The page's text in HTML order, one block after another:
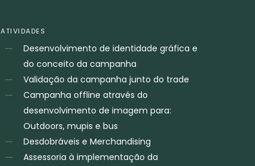
ATIVIDADES
Desenvolvimento de identidade gráfica e
do conceito da campanha
Validação da campanha junto do trade
Campanha offline através do
desenvolvimento de imagem para:
Outdoors, mupis e bus
Desdobráveis e Merchandising
Assessoria à implementação da